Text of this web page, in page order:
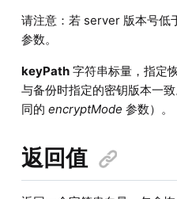
请注意：若 server 版本号低
参数。
keyPath 字符串标量，指定
与备份时指定的密钥版本一
同的encryptMode参数）。
返回值